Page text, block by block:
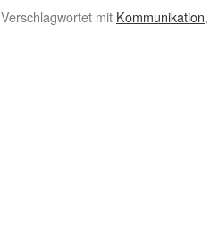
Verschlagwortet mit Kommunikation